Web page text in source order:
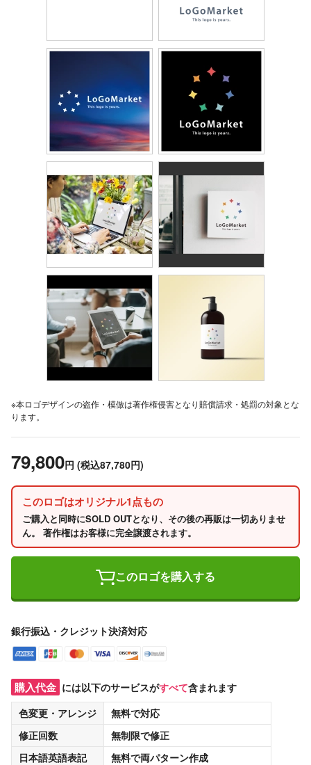
※本ロゴデザインの盗作・模倣は著作権侵害となり賠償請求・処罰の対象とな
ります。
79,800円 (税込87,780円)
このロゴはオリジナル1点もの
ご購入と同時にSOLD OUTとなり、その後の再販は一切ありませ
ん。 著作権はお客様に完全譲渡されます。
このロゴを購入する
銀行振込・クレジット決済対応
購入代金 には以下のサービスがすべて含まれます
色変更・アレンジ
無料で対応
修正回数
無制限で修正
日本語英語表記
無料で両パターン作成